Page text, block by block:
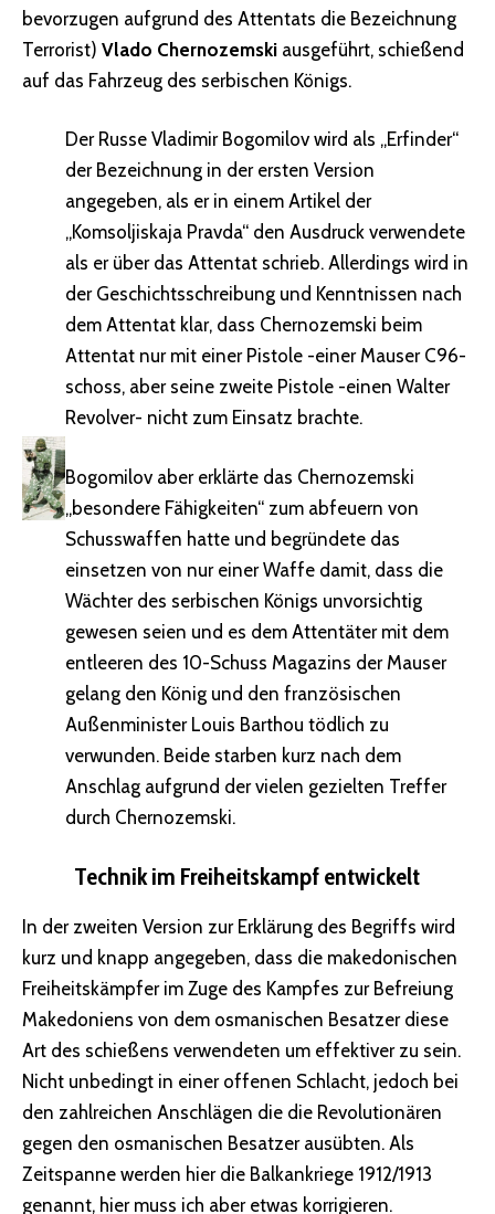
bevorzugen aufgrund des Attentats die Bezeichnung
Terrorist) Vlado Chernozemski ausgeführt, schießend
auf das Fahrzeug des serbischen Königs.
Der Russe Vladimir Bogomilov wird als „Erfinder“
der Bezeichnung in der ersten Version
angegeben, als er in einem Artikel der
„Komsoljiskaja Pravda“ den Ausdruck verwendete
als er über das Attentat schrieb. Allerdings wird in
der Geschichtsschreibung und Kenntnissen nach
dem Attentat klar, dass Chernozemski beim
Attentat nur mit einer Pistole -einer Mauser C96-
schoss, aber seine zweite Pistole -einen Walter
Revolver- nicht zum Einsatz brachte.
Bogomilov aber erklärte das Chernozemski
„besondere Fähigkeiten“ zum abfeuern von
Schusswaffen hatte und begründete das
einsetzen von nur einer Waffe damit, dass die
Wächter des serbischen Königs unvorsichtig
gewesen seien und es dem Attentäter mit dem
entleeren des 10-Schuss Magazins der Mauser
gelang den König und den französischen
Außenminister Louis Barthou tödlich zu
verwunden. Beide starben kurz nach dem
Anschlag aufgrund der vielen gezielten Treffer
durch Chernozemski.
Technik im Freiheitskampf entwickelt
In der zweiten Version zur Erklärung des Begriffs wird
kurz und knapp angegeben, dass die makedonischen
Freiheitskämpfer im Zuge des Kampfes zur Befreiung
Makedoniens von dem osmanischen Besatzer diese
Art des schießens verwendeten um effektiver zu sein.
Nicht unbedingt in einer offenen Schlacht, jedoch bei
den zahlreichen Anschlägen die die Revolutionären
gegen den osmanischen Besatzer ausübten. Als
Zeitspanne werden hier die Balkankriege 1912/1913
genannt, hier muss ich aber etwas korrigieren.